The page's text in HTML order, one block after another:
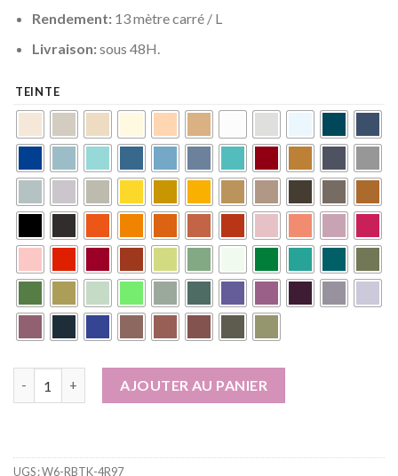
Rendement: 13 mètre carré / L
Livraison:sous 48H.
TEINTE
AJOUTER AU PANIER
UGS :W6-RBTK-4R97